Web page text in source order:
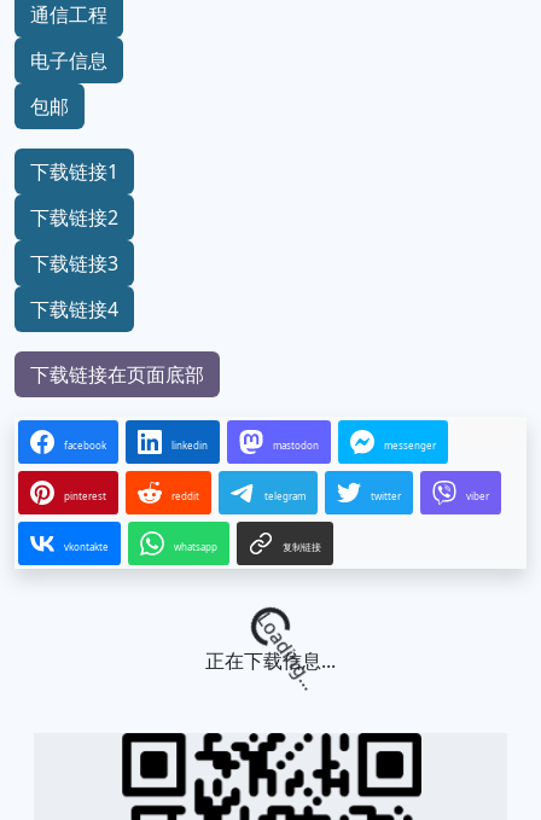
通信工程
电子信息
包邮
下载链接1
下载链接2
下载链接3
下载链接4
下载链接在页面底部
facebook linkedin mastodon messenger
pinterest reddit telegram twitter viber
vkontakte whatsapp 复制链接
Loading...
正在下载信息...